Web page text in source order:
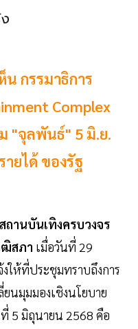
กรรมาธิการ
Complex
"จุลพันธ์" 5 มิ.ย.
ายได้ ของรัฐ
านบันเทิงครบวงจร
ฒิสภา เมื่อวันที่ 29
ให้ที่ประชุมทราบถึงการ
นมุมมองเชิงนโยบาย
5 มิถุนายน 2568 คือ